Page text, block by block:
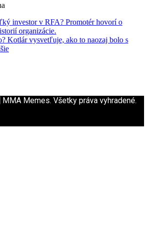
investor v RFA? Promotér hovorí o
organizácie.
Kotlár vysvetľuje, ako to naozaj bolo s
Memes. Všetky práva vyhradené.